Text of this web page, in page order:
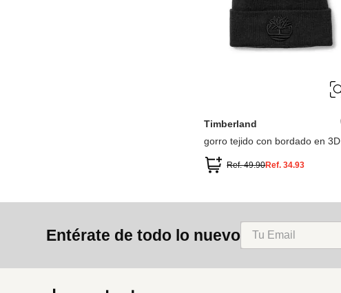
Timberland
gorro tejido con bordado en 3D
Ref.49.90Ref.34.93
Entérate de todo lo nuevo